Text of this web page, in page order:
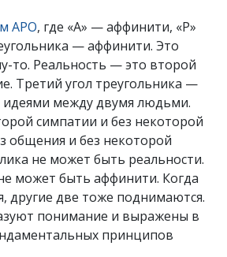
АРО, где «А» — аффинити, «Р»
— аффинити. Это
то. Реальность — это второй
Третий угол треугольника —
между двумя людьми.
симпатии и без некоторой
общения и без некоторой
не может быть реальности.
может быть аффинити. Когда
другие две тоже поднимаются.
понимание и выражены в
принципов